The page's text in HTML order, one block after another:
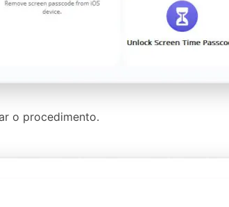
o procedimento.